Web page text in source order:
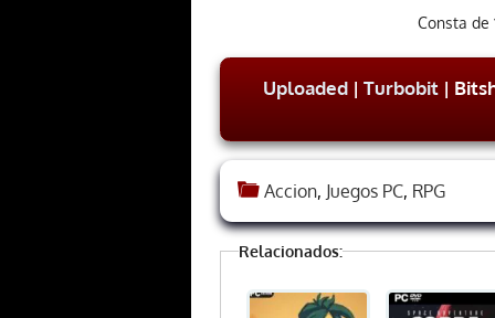
Consta de
Uploaded| Turbobit|
Accion, Juegos PC, RPG
Relacionados: